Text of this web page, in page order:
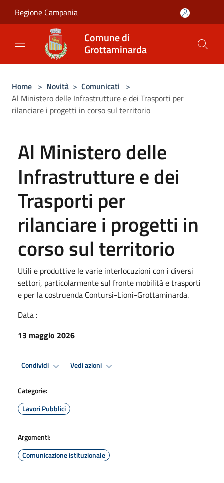
Regione Campania
Comune di
Grottaminarda
Home > Novità > Comunicati >
Al Ministero delle Infrastrutture e dei Trasporti per
rilanciare i progetti in corso sul territorio
Al Ministero delle
Infrastrutture e dei
Trasporti per
rilanciare i progetti in
corso sul territorio
Utili e produttive le varie interlocuzioni con i diversi
settori, particolarmente sul fronte mobilità e trasporti
e per la costruenda Contursi-Lioni-Grottaminarda.
Data :
13 maggio 2026
Condividi Vedi azioni
Categorie:
Lavori Pubblici
Argomenti:
Comunicazione istituzionale